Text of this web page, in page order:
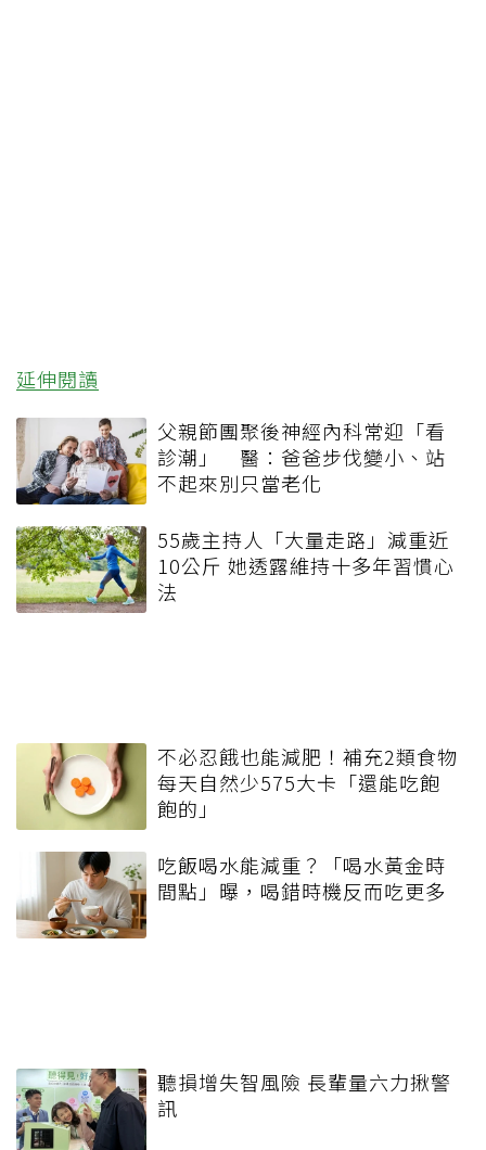
延伸閱讀
父親節團聚後神經內科常迎「看
診潮」 醫：爸爸步伐變小、站
不起來別只當老化
55歲主持人「大量走路」減重近
10公斤 她透露維持十多年習慣心
法
不必忍餓也能減肥！補充2類食物
每天自然少575大卡「還能吃飽
飽的」
吃飯喝水能減重？「喝水黃金時
間點」曝，喝錯時機反而吃更多
聽損增失智風險 長輩量六力揪警
訊